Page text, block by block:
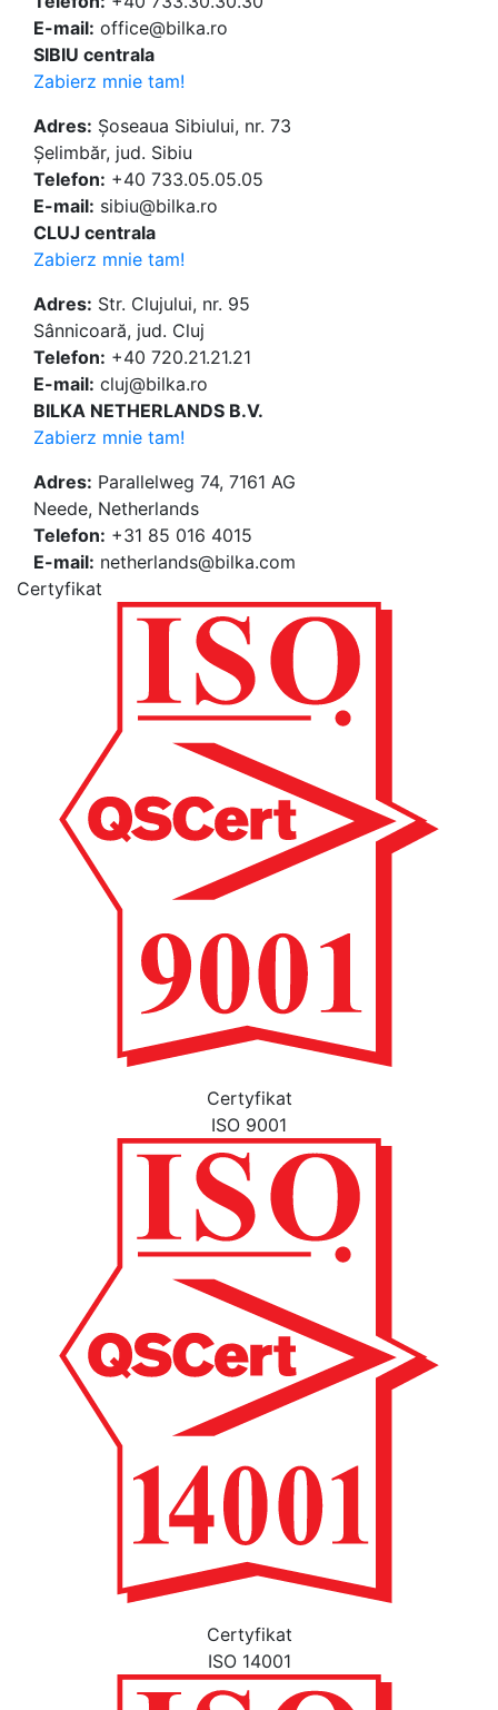
E-mail: office@bilka.ro
SIBIU centrala
Zabierz mnie tam!
Adres: Șoseaua Sibiului, nr. 73
Șelimbăr, jud. Sibiu
Telefon: +40 733.05.05.05
E-mail: sibiu@bilka.ro
CLUJ centrala
Zabierz mnie tam!
Adres: Str. Clujului, nr. 95
Sânnicoară, jud. Cluj
Telefon: +40 720.21.21.21
E-mail: cluj@bilka.ro
BILKA NETHERLANDS B.V.
Zabierz mnie tam!
Adres: Parallelweg 74, 7161 AG
Neede, Netherlands
Telefon: +31 85 016 4015
E-mail: netherlands@bilka.com
Certyfikat
Certyfikat
ISO 9001
Certyfikat
ISO 14001